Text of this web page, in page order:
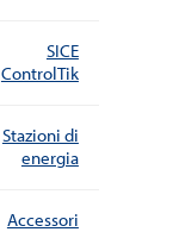
SICE
ControlTik
Stazioni di
energia
Accessori